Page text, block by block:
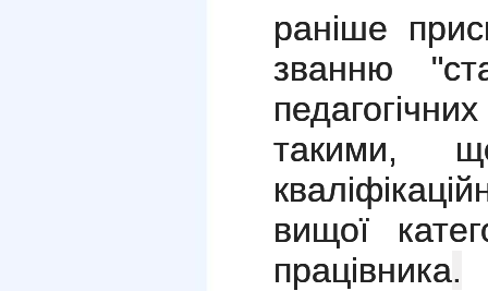
раніше
званню
такими,
вищої
працівника.